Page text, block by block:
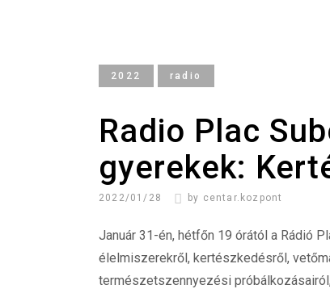
2022 radio
Radio Plac
gyerekek:
2022/01/28 by centar.kozpont
Január 31-én, hétfőn 19 órától a Rádió
élelmiszerekről, kertészkedésről,
természetszennyezési